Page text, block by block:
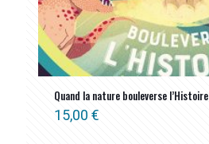
Quand la nature bouleverse l’Histoire
15,00 €